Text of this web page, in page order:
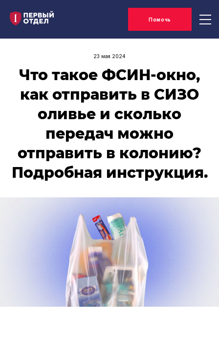
Помочь
23 мая 2024
Что такое ФСИН-окно,
как отправить в СИЗО
оливье и сколько
передач можно
отправить в колонию?
Подробная инструкция.